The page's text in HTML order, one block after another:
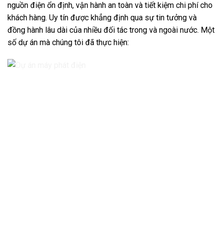
nguồn điện ổn định, vận hành an toàn và tiết kiệm chi phí cho
khách hàng. Uy tín được khẳng định qua sự tin tưởng và
đồng hành lâu dài của nhiều đối tác trong và ngoài nước. Một
số dự án mà chúng tôi đã thực hiện: